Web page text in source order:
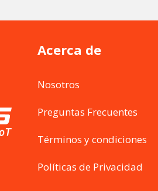
Acerca de
Nosotros
Preguntas Frecuentes
Términos y condiciones
Políticas de Privacidad